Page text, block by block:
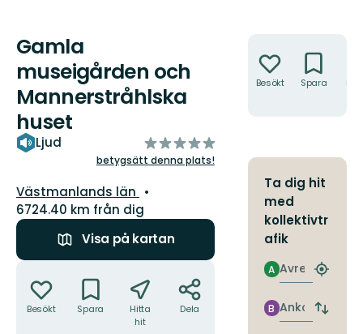
Gamla
museigården och
Mannerstråhlska
huset
Ljud
av
5
betygsätt denna plats!
Län:
Västmanlands län
6724.40 km från dig
Visa på kartan
Besökt Spara
Hitta
hit
Dela
Besökt Spara
Ta dig hit
med
kollektivtr
afik
Avresa
A
Hitta
Ankomst
B
Byt